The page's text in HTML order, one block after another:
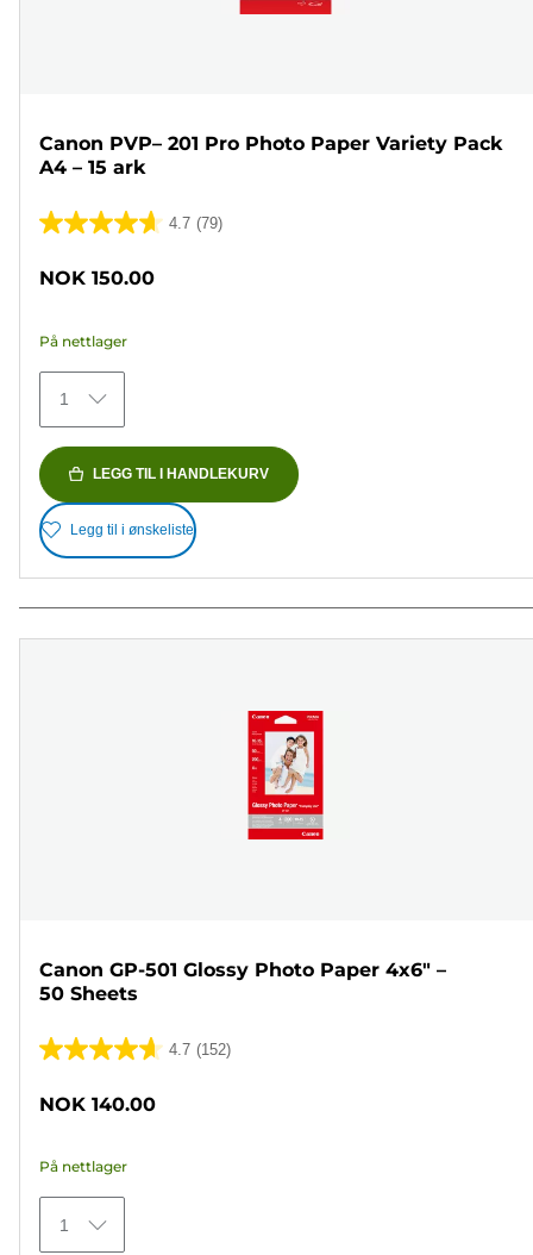
Canon PVP– 201 Pro Photo Paper Variety Pack
A4 – 15 ark
4.7 (79)
4.7
79
omtaler
NOK 150.00
På nettlager
1
LEGG TIL I HANDLEKURV
Legg til i ønskeliste
Canon GP-501 Glossy Photo Paper 4x6" –
50 Sheets
4.7 (152)
4.7
152
omtaler
NOK 140.00
På nettlager
1